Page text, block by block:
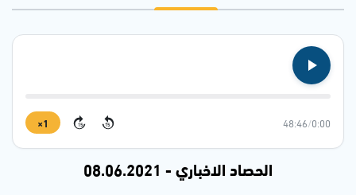
0:00
/
48:46
15
15
1×
الحصاد الاخباري - 08.06.2021